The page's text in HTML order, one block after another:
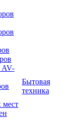
AV-
мест
Бытовая
техника